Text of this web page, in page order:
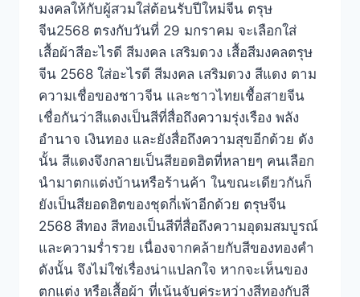
มงคลให้กับผู้สวมใส่ต้อนรับปีใหม่จีน ตรุษ
จีน2568 ตรงกับวันที่ 29 มกราคม จะเลือกใส่
เสื้อผ้าสีอะไรดี สีมงคล เสริมดวง เสื้อสีมงคลตรุษ
จีน 2568 ใส่อะไรดี สีมงคล เสริมดวง สีแดง ตาม
ความเชื่อของชาวจีน และชาวไทยเชื้อสายจีน
เชื่อกันว่าสีแดงเป็นสีที่สื่อถึงความรุ่งเรือง พลัง
อำนาจ เงินทอง และยังสื่อถึงความสุขอีกด้วย ดัง
นั้น สีแดงจึงกลายเป็นสียอดฮิตที่หลายๆ คนเลือก
นำมาตกแต่งบ้านหรือร้านค้า ในขณะเดียวกันก็
ยังเป็นสียอดฮิตของชุดกี่เพ้าอีกด้วย ตรุษจีน
2568 สีทอง สีทองเป็นสีที่สื่อถึงความอุดมสมบูรณ์
และความร่ำรวย เนื่องจากคล้ายกับสีของทองคำ
ดังนั้น จึงไม่ใช่เรื่องน่าแปลกใจ หากจะเห็นของ
ตกแต่ง หรือเสื้อผ้า ที่เน้นจับคู่ระหว่างสีทองกับสี